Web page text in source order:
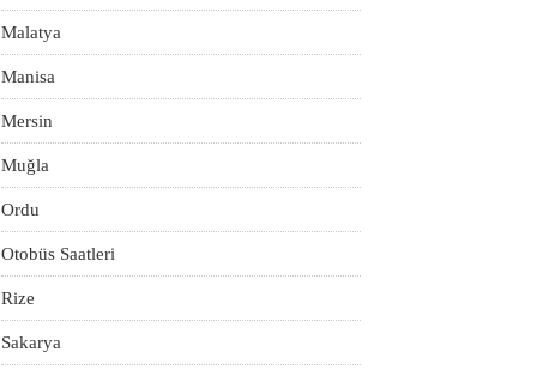
Malatya
Manisa
Mersin
Muğla
Ordu
Otobüs Saatleri
Rize
Sakarya